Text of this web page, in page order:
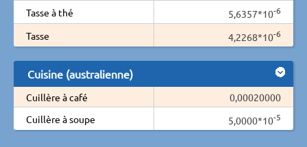
Tasse à thé 5,6357*10-6
Tasse 4,2268*10-6
Cuisine (australienne)
Cuillère à café
0,00020000
Cuillère à soupe
5,0000*10-5